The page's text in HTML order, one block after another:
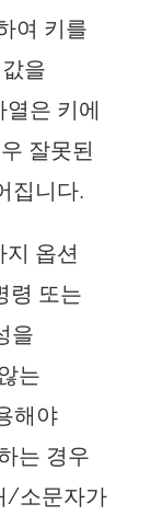
여 키를
을
은 키에
잘못된
집니다.
옵션
령 또는
을
는
해야
는 경우
/소문자가